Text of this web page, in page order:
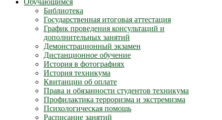
Библиотека
Государственная итоговая аттестация
График проведения консультаций и
дополнительных занятий
Демонстрационный экзамен
Дистанционное обучение
История в фотографиях
История техникума
Квитанции об оплате
Права и обязанности студентов техникума
Профилактика терроризма и экстремизма
Психологическая помощь
Расписание занятий